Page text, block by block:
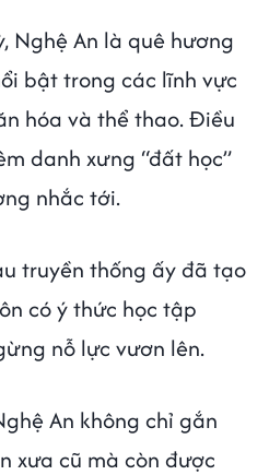
Nghệ An là quê hương
bật trong các lĩnh vực
hóa và thể thao. Điều
danh xưng “đất học”
nhắc tới.
truyền thống ấy đã tạo
có ý thức học tập
nỗ lực vươn lên.
An không chỉ gắn
xưa cũ mà còn được